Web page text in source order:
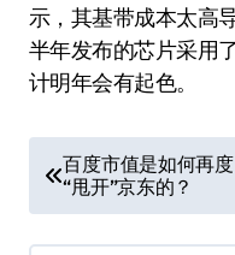
示，其基带成本太高
半年发布的芯片采用
计明年会有起色。
章
导
百度市值是如何再度
“甩开”京东的？